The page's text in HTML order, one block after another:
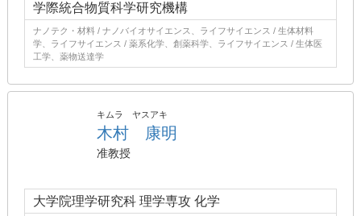
学際統合物質科学研究機構
ナノテク・材料 / ナノバイオサイエンス、ライフサイエンス / 生体材料
学、ライフサイエンス / 薬系化学、創薬科学、ライフサイエンス / 生体医
工学、薬物送達学
キムラ ヤスアキ
木村 康明
准教授
大学院理学研究科 理学専攻 化学